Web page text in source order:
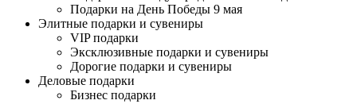
Подарки на День Победы 9 мая
Элитные подарки и сувениры
VIP подарки
Эксклюзивные подарки и сувениры
Дорогие подарки и сувениры
Деловые подарки
Бизнес подарки